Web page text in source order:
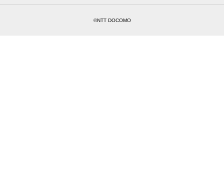
©NTT DOCOMO